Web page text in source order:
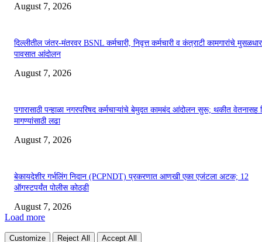
August 7, 2026
दिल्लीतील जंतर-मंतरवर BSNL कर्मचारी, निवृत्त कर्मचारी व कंत्राटी कामगारांचे मुसळधार
पावसात आंदोलन
August 7, 2026
पगारासाठी पन्हाळा नगरपरिषद कर्मचाऱ्यांचे बेमुदत कामबंद आंदोलन सुरू; थकीत वेतनासह
मागण्यांसाठी लढा
August 7, 2026
बेकायदेशीर गर्भलिंग निदान (PCPNDT) प्रकरणात आणखी एका एजंटला अटक; 12
ऑगस्टपर्यंत पोलीस कोठडी
August 7, 2026
Load more
Customize Reject All Accept All